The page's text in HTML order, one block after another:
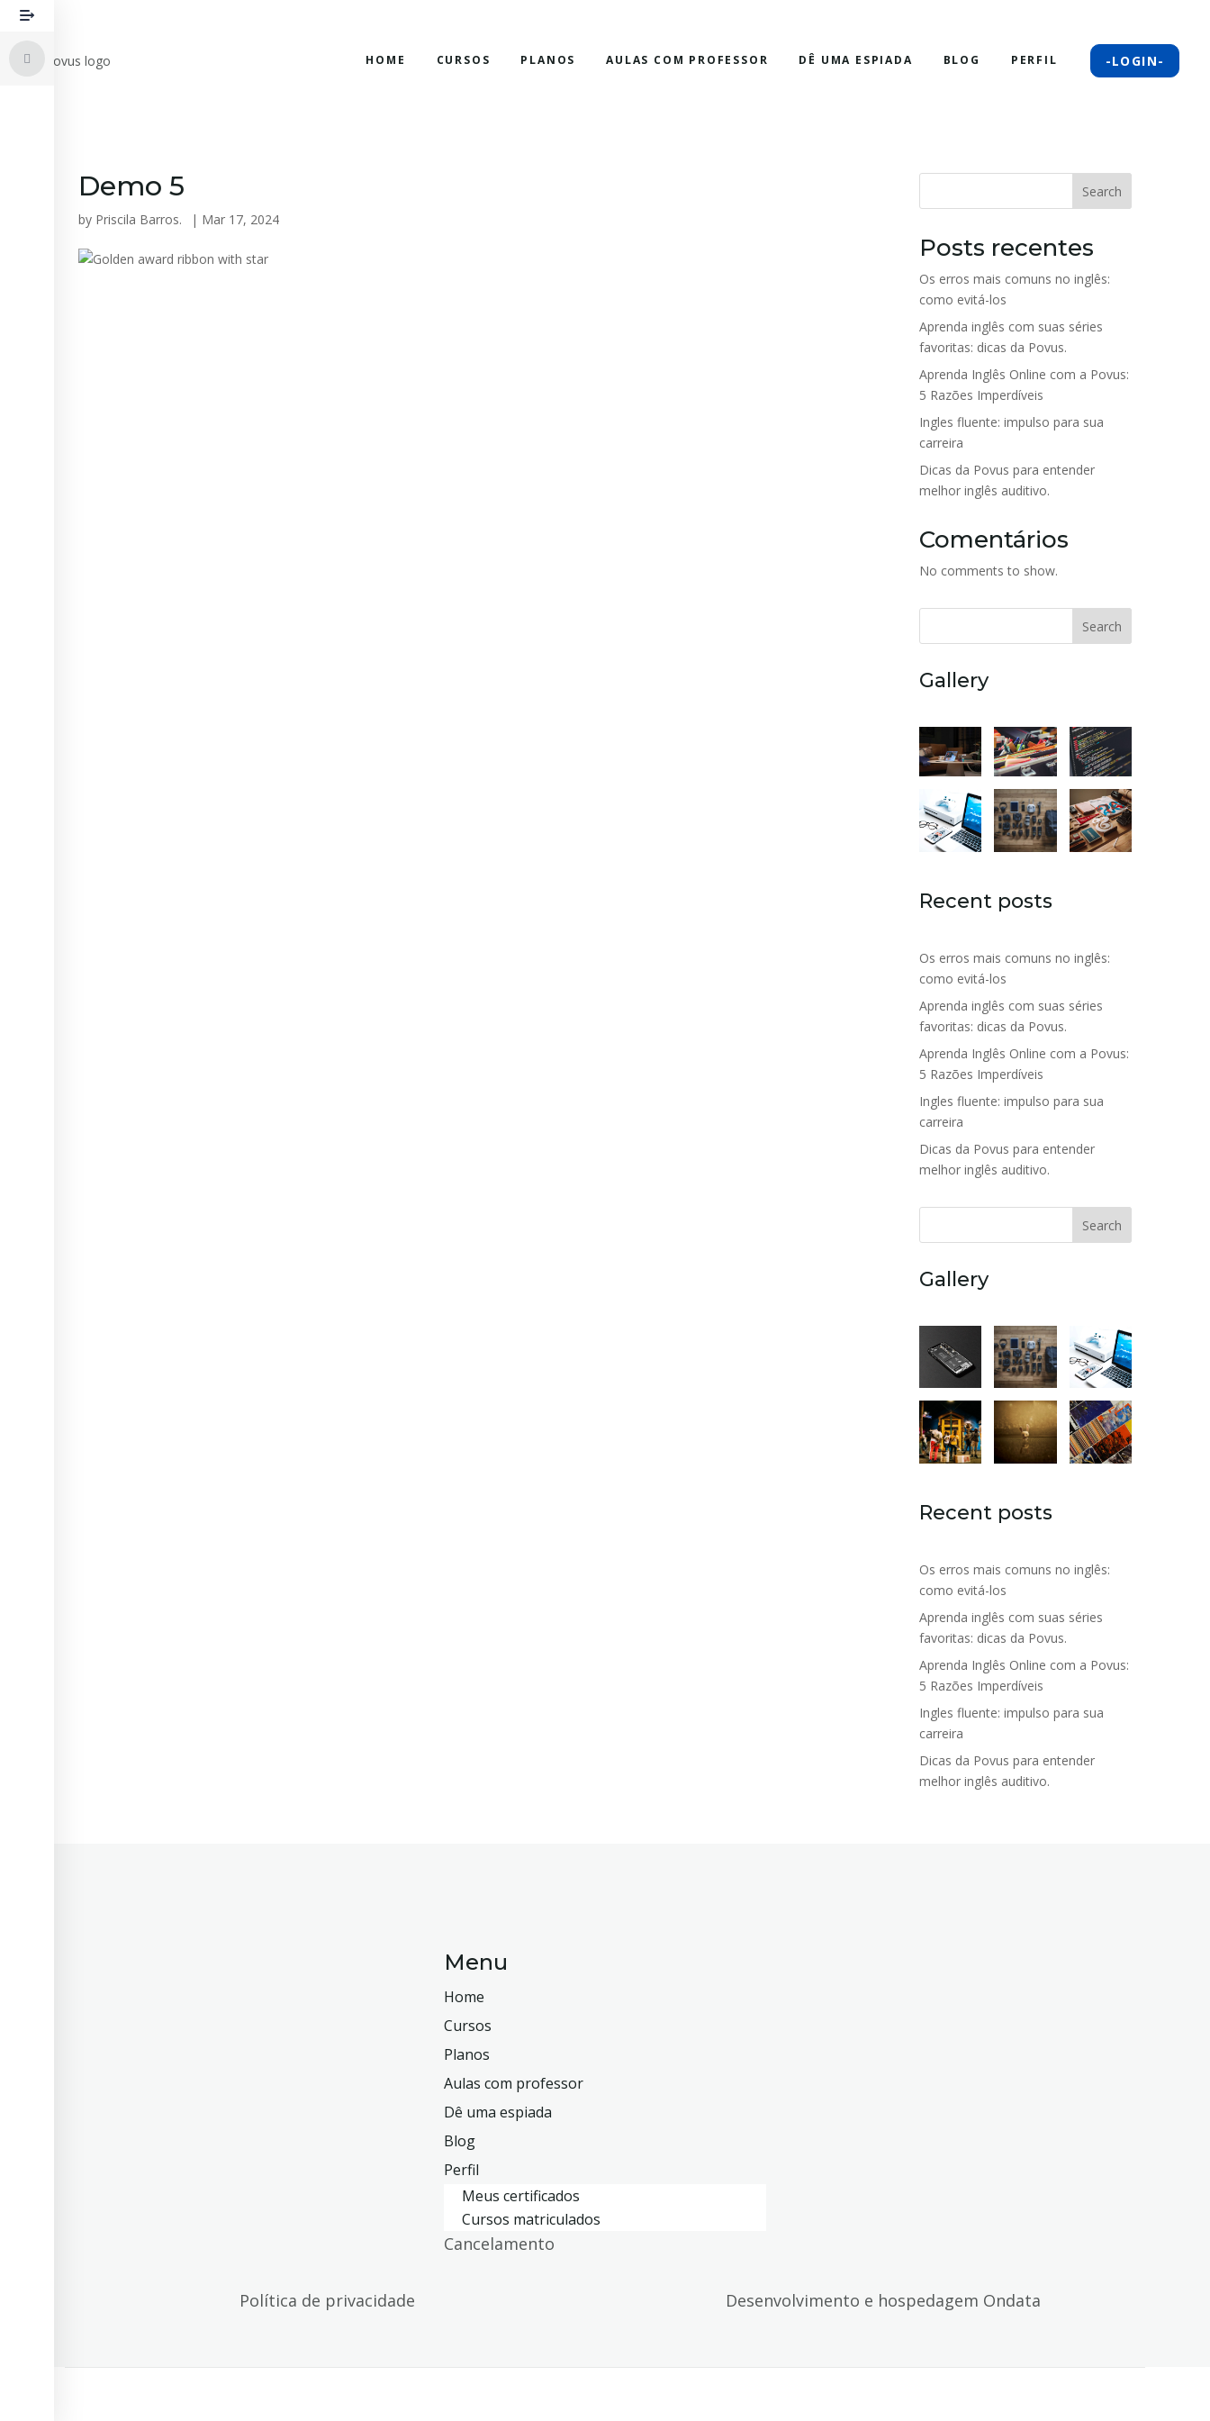
HOME CURSOS PLANOS AULAS COM PROFESSOR DÊ UMA ESPIADA BLOG PERFIL -LOGIN-
Demo 5
by Priscila Barros. | Mar 17, 2024
Search
Posts recentes
Os erros mais comuns no inglês:
como evitá-los
Aprenda inglês com suas séries
favoritas: dicas da Povus.
Aprenda Inglês Online com a Povus:
5 Razões Imperdíveis
Ingles fluente: impulso para sua
carreira
Dicas da Povus para entender
melhor inglês auditivo.
Comentários
No comments to show.
Search
Gallery
Recent posts
Os erros mais comuns no inglês:
como evitá-los
Aprenda inglês com suas séries
favoritas: dicas da Povus.
Aprenda Inglês Online com a Povus:
5 Razões Imperdíveis
Ingles fluente: impulso para sua
carreira
Dicas da Povus para entender
melhor inglês auditivo.
Search
Gallery
Recent posts
Os erros mais comuns no inglês:
como evitá-los
Aprenda inglês com suas séries
favoritas: dicas da Povus.
Aprenda Inglês Online com a Povus:
5 Razões Imperdíveis
Ingles fluente: impulso para sua
carreira
Dicas da Povus para entender
melhor inglês auditivo.
Menu
Home
Cursos
Planos
Aulas com professor
Dê uma espiada
Blog
Perfil
Meus certificados
Cursos matriculados
Cancelamento
Política de privacidade Desenvolvimento e hospedagem Ondata